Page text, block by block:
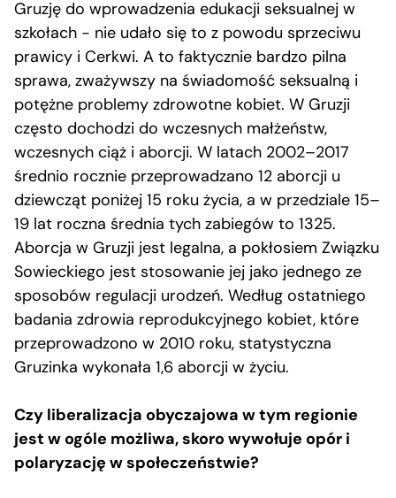
Gruzję do wprowadzenia edukacji seksualnej w
szkołach − nie udało się to z powodu sprzeciwu
prawicy i Cerkwi. A to faktycznie bardzo pilna
sprawa, zważywszy na świadomość seksualną i
potężne problemy zdrowotne kobiet. W Gruzji
często dochodzi do wczesnych małżeństw,
wczesnych ciąż i aborcji. W latach 2002–2017
średnio rocznie przeprowadzano 12 aborcji u
dziewcząt poniżej 15 roku życia, a w przedziale 15–
19 lat roczna średnia tych zabiegów to 1325.
Aborcja w Gruzji jest legalna, a pokłosiem Związku
Sowieckiego jest stosowanie jej jako jednego ze
sposobów regulacji urodzeń. Według ostatniego
badania zdrowia reprodukcyjnego kobiet, które
przeprowadzono w 2010 roku, statystyczna
Gruzinka wykonała 1,6 aborcji w życiu.
Czy liberalizacja obyczajowa w tym regionie
jest w ogóle możliwa, skoro wywołuje opór i
polaryzację w społeczeństwie?